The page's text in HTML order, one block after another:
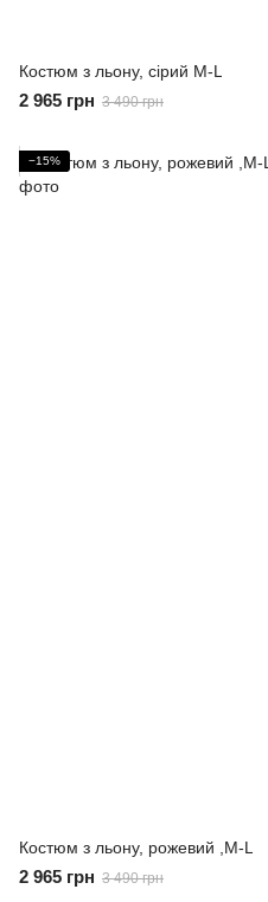
Костюм з льону, сірий M-L
2 965 грн 3 490 грн
−15%
Костюм з льону, рожевий ,M-L
2 965 грн 3 490 грн